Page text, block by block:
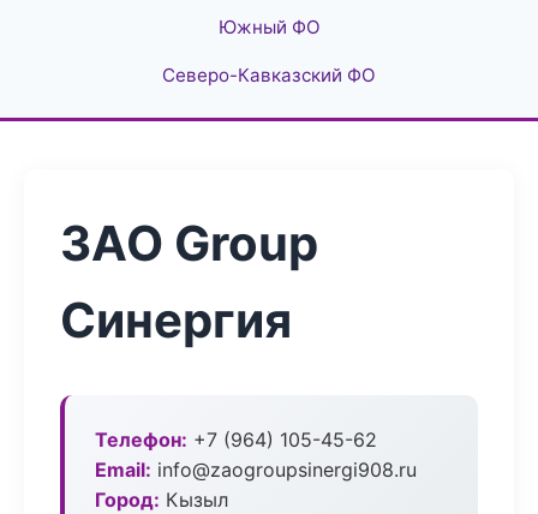
Южный ФО
Северо-Кавказский ФО
ЗАО Group
Синергия
Телефон: +7 (964) 105-45-62
Email: info@zaogroupsinergi908.ru
Город: Кызыл